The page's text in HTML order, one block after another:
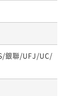
銀聯/UFJ/UC/